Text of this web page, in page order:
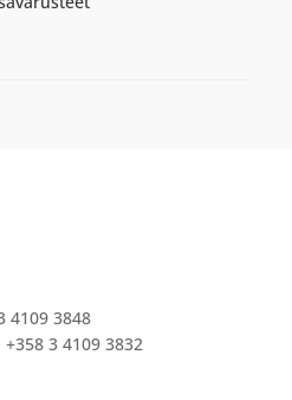
4109 3848
3 4109 3832